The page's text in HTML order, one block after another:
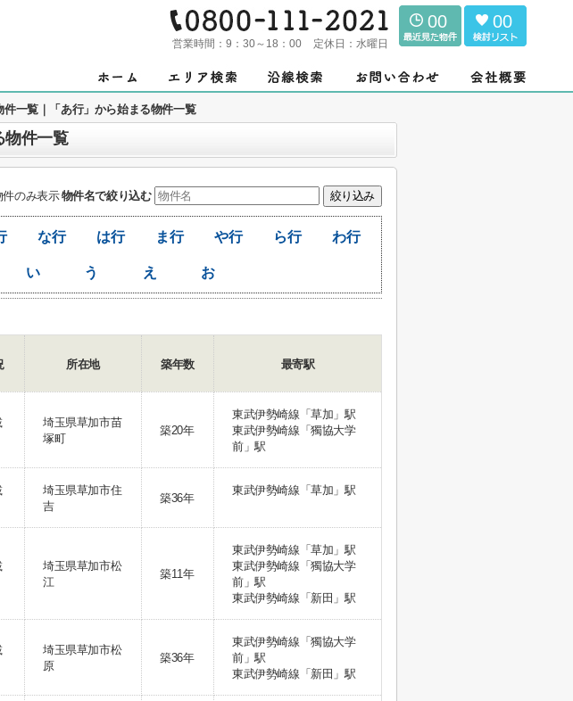
営業時間： 9：30～18：00 定休日： 水曜日
00 00
一覧｜「あ行」から始まる物件一覧
物件一覧
のみ表示物件名で絞り込む
な行 は行 ま行 や行 ら行 わ行
い う え お
所在地 築年数 最寄駅
埼玉県草加市苗
塚町
築20年
東武伊勢崎線「草加」駅
東武伊勢崎線「獨協大学
前」駅
埼玉県草加市住
吉
築36年
東武伊勢崎線「草加」駅
埼玉県草加市松
江
築11年
東武伊勢崎線「草加」駅
東武伊勢崎線「獨協大学
前」駅
東武伊勢崎線「新田」駅
埼玉県草加市松
原
築36年
東武伊勢崎線「獨協大学
前」駅
東武伊勢崎線「新田」駅